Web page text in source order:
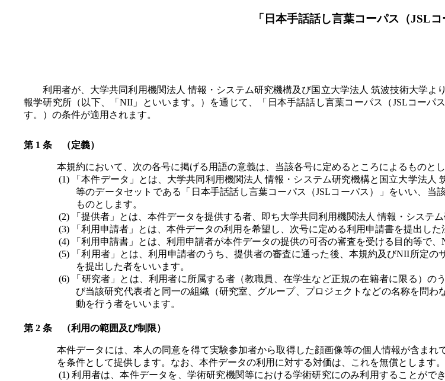
「日本手話話し言葉コーパス（JSL
利用者が、大学共同利用機関法人 情報・システム研究機構及び国立大学法人 筑波技術大学
報学研究所（以下、「NII」といいます。）を通じて、「日本手話話し言葉コーパス（JSLコー
す。）の条件が適用されます。
（定義）
本規約において、次の各号に掲げる用語の意義は、当該各号に定めるところによるものとし
「本件データ」とは、大学共同利用機関法人 情報・システム研究機構と国立大学法
等のデータセットである「日本手話話し言葉コーパス（JSLコーパス）」をいい、
ものとします。
「提供者」とは、本件データを提供する者、即ち大学共同利用機関法人 情報・システ
「利用申請者」とは、本件データの利用を希望し、次号に定める利用申請書を提出した
「利用申請書」とは、利用申請者が本件データの提供の可否の審査を受ける目的等で
「利用者」とは、利用申請者のうち、提供者の審査に通った後、本規約及びNII所定
を提出した者をいいます。
「研究者」とは、利用者に所属する者（教職員、在学生など正規の在籍者に限る）
び当該研究代表者と同一の組織（研究室、グループ、プロジェクトなどの名称を問
動を行う者をいいます。
（利用の範囲及び制限）
本件データには、本人の同意を得て実験参加者から取得した顔画像等の個人情報が含ま
を条件として提供します。なお、本件データの利用に対する対価は、これを無償とします。
利用者は、本件データを、学術研究機関等における学術研究にのみ利用することが